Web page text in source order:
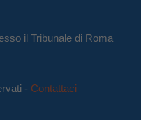
il Tribunale di Roma
- Contattaci